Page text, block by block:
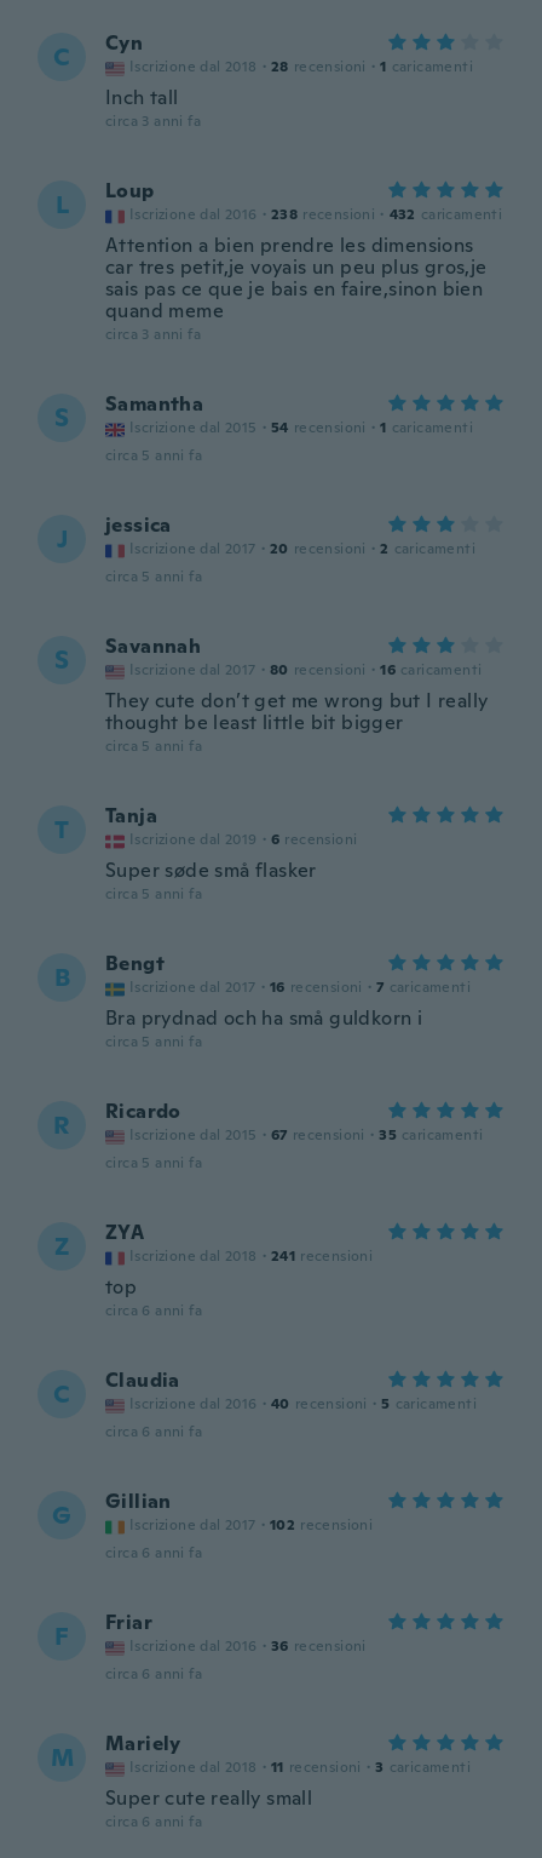
C Cyn
Iscrizione dal 2018 · 28 recensioni · 1 caricamenti
Inch tall
circa 3 anni fa
L Loup
Iscrizione dal 2016 · 238 recensioni · 432 caricamenti
Attention a bien prendre les dimensions
car tres petit,je voyais un peu plus gros,je
sais pas ce que je bais en faire,sinon bien
quand meme
circa 3 anni fa
S Samantha
Iscrizione dal 2015 · 54 recensioni · 1 caricamenti
circa 5 anni fa
J jessica
Iscrizione dal 2017 · 20 recensioni · 2 caricamenti
circa 5 anni fa
S Savannah
Iscrizione dal 2017 · 80 recensioni · 16 caricamenti
They cute don’t get me wrong but I really
thought be least little bit bigger
circa 5 anni fa
T Tanja
Iscrizione dal 2019 · 6 recensioni
Super søde små flasker
circa 5 anni fa
B Bengt
Iscrizione dal 2017 · 16 recensioni · 7 caricamenti
Bra prydnad och ha små guldkorn i
circa 5 anni fa
R Ricardo
Iscrizione dal 2015 · 67 recensioni · 35 caricamenti
circa 5 anni fa
Z ZYA
Iscrizione dal 2018 · 241 recensioni
top
circa 6 anni fa
C Claudia
Iscrizione dal 2016 · 40 recensioni · 5 caricamenti
circa 6 anni fa
G Gillian
Iscrizione dal 2017 · 102 recensioni
circa 6 anni fa
F Friar
Iscrizione dal 2016 · 36 recensioni
circa 6 anni fa
M Mariely
Iscrizione dal 2018 · 11 recensioni · 3 caricamenti
Super cute really small
circa 6 anni fa